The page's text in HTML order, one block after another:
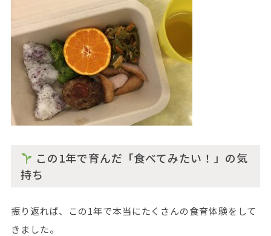
この1年で育んだ「食べてみたい！」の気
持ち
振り返れば、この1年で本当にたくさんの食育体験をして
きました。